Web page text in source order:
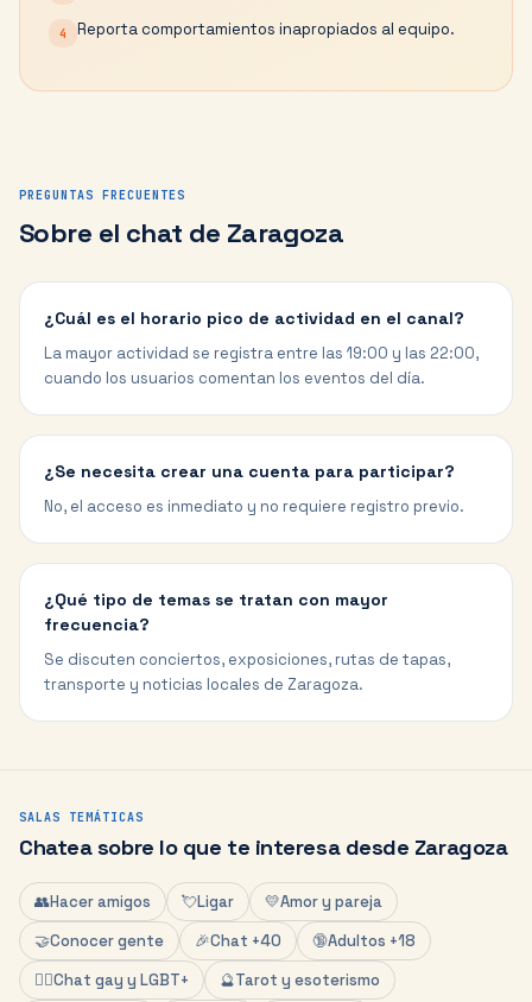
4 Reporta comportamientos inapropiados al equipo.
PREGUNTAS FRECUENTES
Sobre el chat de Zaragoza
¿Cuál es el horario pico de actividad en el canal?
La mayor actividad se registra entre las 19:00 y las 22:00,
cuando los usuarios comentan los eventos del día.
¿Se necesita crear una cuenta para participar?
No, el acceso es inmediato y no requiere registro previo.
¿Qué tipo de temas se tratan con mayor
frecuencia?
Se discuten conciertos, exposiciones, rutas de tapas,
transporte y noticias locales de Zaragoza.
SALAS TEMÁTICAS
Chatea sobre lo que te interesa desde Zaragoza
👥Hacer amigos 💘Ligar 💛Amor y pareja
🤝Conocer gente 🎉Chat +40 🔞Adultos +18
🏳️‍🌈Chat gay y LGBT+ 🔮Tarot y esoterismo